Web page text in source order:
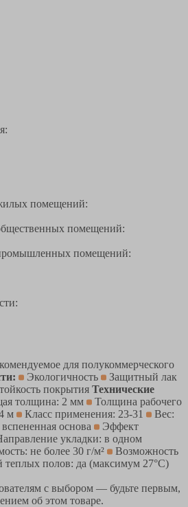
помещений:
помещений:
помещений:
для полукоммерческого
Экологичность
Защитный лак
покрытия Технические
толщина: 2 мм
Толщина рабочего
м Класс применения: 23-31
Вес:
основа
Эффект
укладки: в одном
не более 30 г/м²
Возможность
теплых полов: да (максимум 27°C)
с выбором — будьте первым,
об этом товаре.